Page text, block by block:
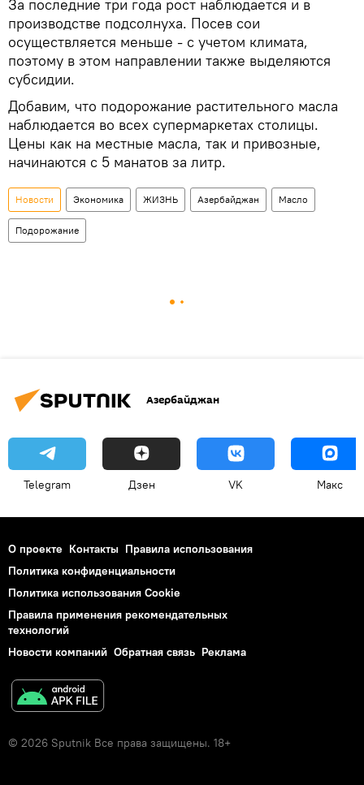
За последние три года рост наблюдается и в
производстве подсолнуха. Посев сои
осуществляется меньше - с учетом климата,
поэтому в этом направлении также выделяются
субсидии.
Добавим, что подорожание растительного масла
наблюдается во всех супермаркетах столицы.
Цены как на местные масла, так и привозные,
начинаются с 5 манатов за литр.
Новости Экономика ЖИЗНЬ Азербайджан Масло
Подорожание
Азербайджан
Telegram Дзен VK Макс
О проекте Контакты Правила использования
Политика конфиденциальности
Политика использования Cookie
Правила применения рекомендательных
технологий
Новости компаний Обратная связь Реклама
© 2026 Sputnik Все права защищены. 18+